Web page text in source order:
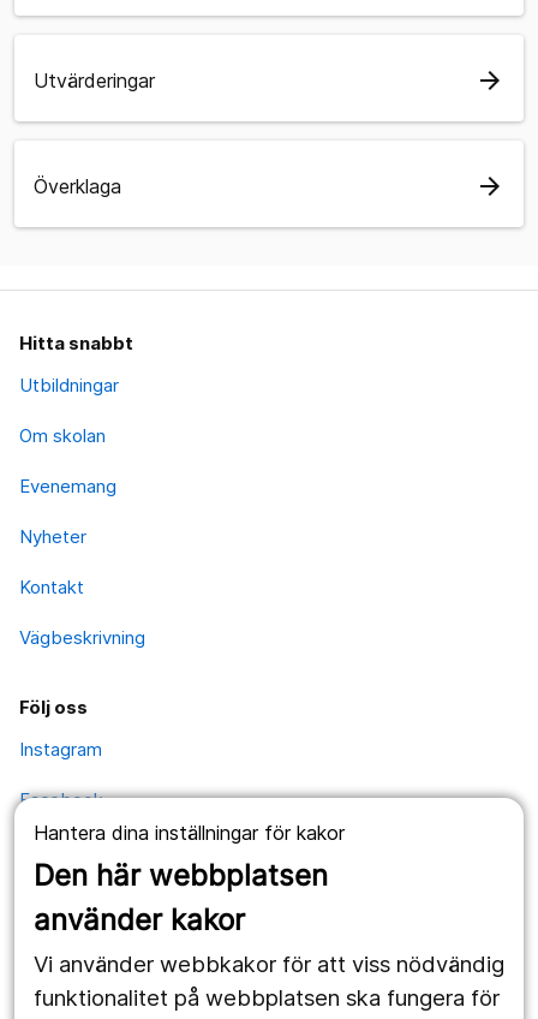
Hantera dina inställningar för kakor
Den här webbplatsen
använder kakor
Vi använder webbkakor för att viss nödvändig
funktionalitet på webbplatsen ska fungera för
Utvärderingar arrow_forward
Överklaga arrow_forward
Hitta snabbt
Utbildningar
Om skolan
Evenemang
Nyheter
Kontakt
Vägbeskrivning
Följ oss
Instagram
Facebook
Kontakt
Postadress
Kävesta folkhögskola